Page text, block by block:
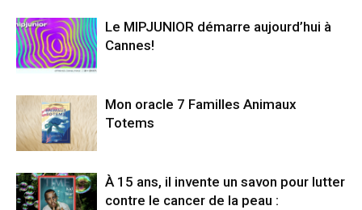
Le MIPJUNIOR démarre aujourd’hui à
Cannes!
Mon oracle 7 Familles Animaux
Totems
À 15 ans, il invente un savon pour lutter
contre le cancer de la peau :